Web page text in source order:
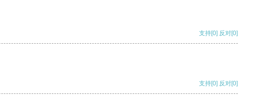
支持[0] 反对[0]
支持[0] 反对[0]